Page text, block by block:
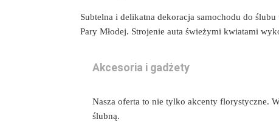
Subtelna i delikatna dekoracja samochodu do
Pary Młodej. Strojenie auta świeżymi kwiatami
Akcesoria i gadżety
Nasza oferta to nie tylko akcenty florystyczne.
ślubną.